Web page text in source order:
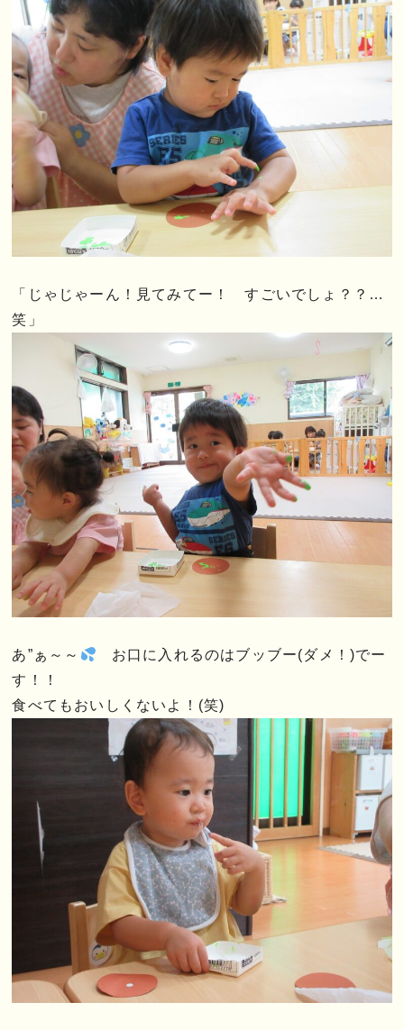
「じゃじゃーん！見てみてー！ すごいでしょ？？…
笑」
あ”ぁ～～
お口に入れるのはブッブー(ダメ！)でー
す！！
食べてもおいしくないよ！(笑)